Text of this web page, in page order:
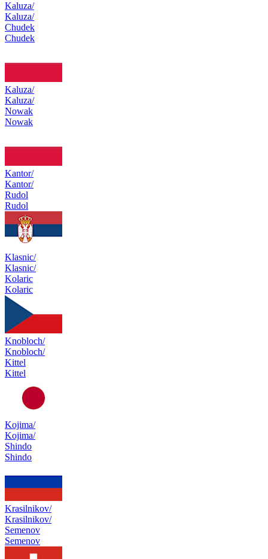
Kaluza/
Kaluza/
Chudek
Chudek
Kaluza/
Kaluza/
Nowak
Nowak
Kantor/
Kantor/
Rudol
Rudol
Klasnic/
Klasnic/
Kolaric
Kolaric
Knobloch/
Knobloch/
Kittel
Kittel
Kojima/
Kojima/
Shindo
Shindo
Krasilnikov/
Krasilnikov/
Semenov
Semenov